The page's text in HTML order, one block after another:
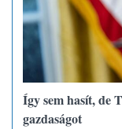
Így sem hasít, de
gazdaságot